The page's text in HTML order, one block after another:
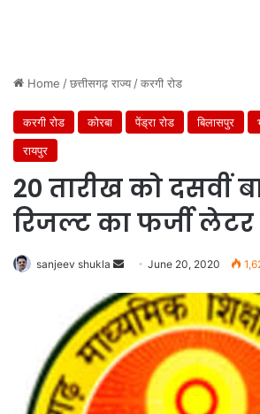
Home /छत्तीसगढ़ राज्य/करगी रोड
करगी रोड कोरबा पेंड्रा रोड बिलासपुर
रायपुर
20 तारीख को दसवीं
रिजल्ट का फर्जी लेटर
sanjeev shukla
Send
email
June 20, 2020